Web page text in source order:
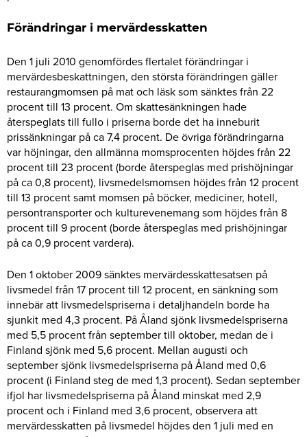
Förändringar i mervärdesskatten
Den 1 juli 2010 genomfördes flertalet förändringar i
mervärdesbeskattningen, den största förändringen gäller
restaurangmomsen på mat och läsk som sänktes från 22
procent till 13 procent. Om skattesänkningen hade
återspeglats till fullo i priserna borde det ha inneburit
prissänkningar på ca 7,4 procent. De övriga förändringarna
var höjningar, den allmänna momsprocenten höjdes från 22
procent till 23 procent (borde återspeglas med prishöjningar
på ca 0,8 procent), livsmedelsmomsen höjdes från 12 procent
till 13 procent samt momsen på böcker, mediciner, hotell,
persontransporter och kulturevenemang som höjdes från 8
procent till 9 procent (borde återspeglas med prishöjningar
på ca 0,9 procent vardera).
Den 1 oktober 2009 sänktes mervärdesskattesatsen på
livsmedel från 17 procent till 12 procent, en sänkning som
innebär att livsmedelspriserna i detaljhandeln borde ha
sjunkit med 4,3 procent. På Åland sjönk livsmedelspriserna
med 5,5 procent från september till oktober, medan de i
Finland sjönk med 5,6 procent. Mellan augusti och
september sjönk livsmedelspriserna på Åland med 0,6
procent (i Finland steg de med 1,3 procent). Sedan september
ifjol har livsmedelspriserna på Åland minskat med 2,9
procent och i Finland med 3,6 procent, observera att
mervärdesskatten på livsmedel höjdes den 1 juli med en